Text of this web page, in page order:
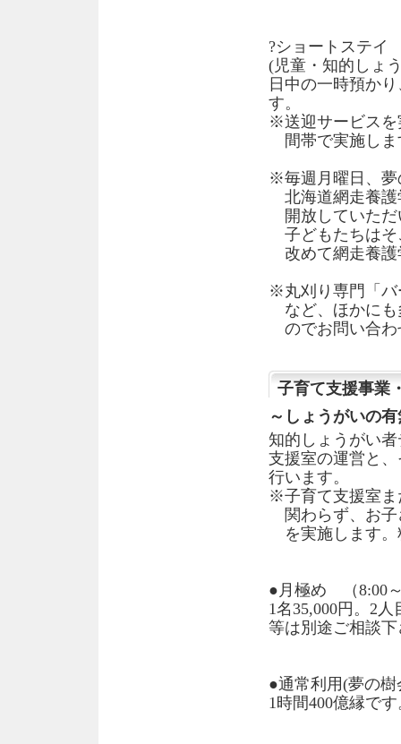
?ショートステイ
(児童・知的しょ
日中の一時預か
す。
※送迎サービスを
間帯で実施しま
※毎週月曜日、夢
北海道網走養護
開放していただ
子どもたちはそ
改めて網走養護
※丸刈り専門「
など、ほかにも
のでお問い合わ
子育て支援事業
～しょうがいの
知的しょうがい
支援室の運営と
行います。
※子育て支援室ま
関わらず、お子
を実施します。
●月極め （8:00
1名35,000円。2
等は別途ご相談
●通常利用(夢の樹
1時間400億縁で